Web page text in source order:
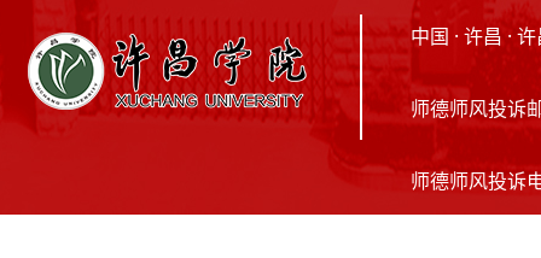
中国 · 许昌 ·
师德师风投诉
师德师风投诉